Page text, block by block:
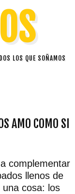
LOS QUE SOÑAMOS
AMO COMO SI
complementar
llenos de
una cosa: los